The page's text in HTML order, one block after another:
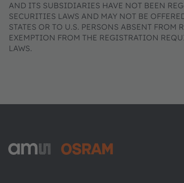
AND ITS SUBSIDIARIES HAVE NOT BEEN
SECURITIES LAWS AND MAY NOT BE
STATES OR TO U.S. PERSONS ABSENT
EXEMPTION FROM THE REGISTRATION
LAWS.